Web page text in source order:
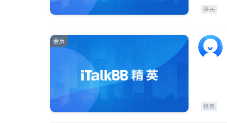
移民
会员
移民